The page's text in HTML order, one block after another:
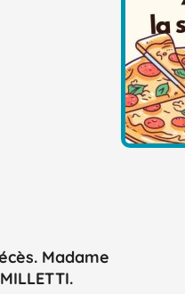
Madame